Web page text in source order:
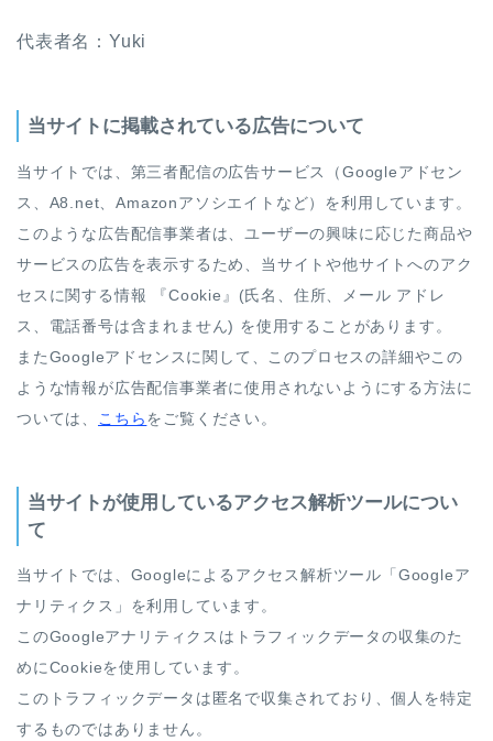
代表者名：Yuki
当サイトに掲載されている広告について
当サイトでは、第三者配信の広告サービス（Googleアドセン
ス、A8.net、Amazonアソシエイトなど）を利用しています。
このような広告配信事業者は、ユーザーの興味に応じた商品や
サービスの広告を表示するため、当サイトや他サイトへのアク
セスに関する情報 『Cookie』(氏名、住所、メール アドレ
ス、電話番号は含まれません) を使用することがあります。
またGoogleアドセンスに関して、このプロセスの詳細やこの
ような情報が広告配信事業者に使用されないようにする方法に
ついては、
こちらをご覧ください。
当サイトが使用しているアクセス解析ツールについ
て
当サイトでは、Googleによるアクセス解析ツール「Googleア
ナリティクス」を利用しています。
このGoogleアナリティクスはトラフィックデータの収集のた
めにCookieを使用しています。
このトラフィックデータは匿名で収集されており、個人を特定
するものではありません。